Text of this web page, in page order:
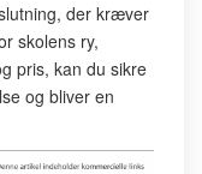
der kræver
skolens ry,
pris, kan du sikre
og bliver en